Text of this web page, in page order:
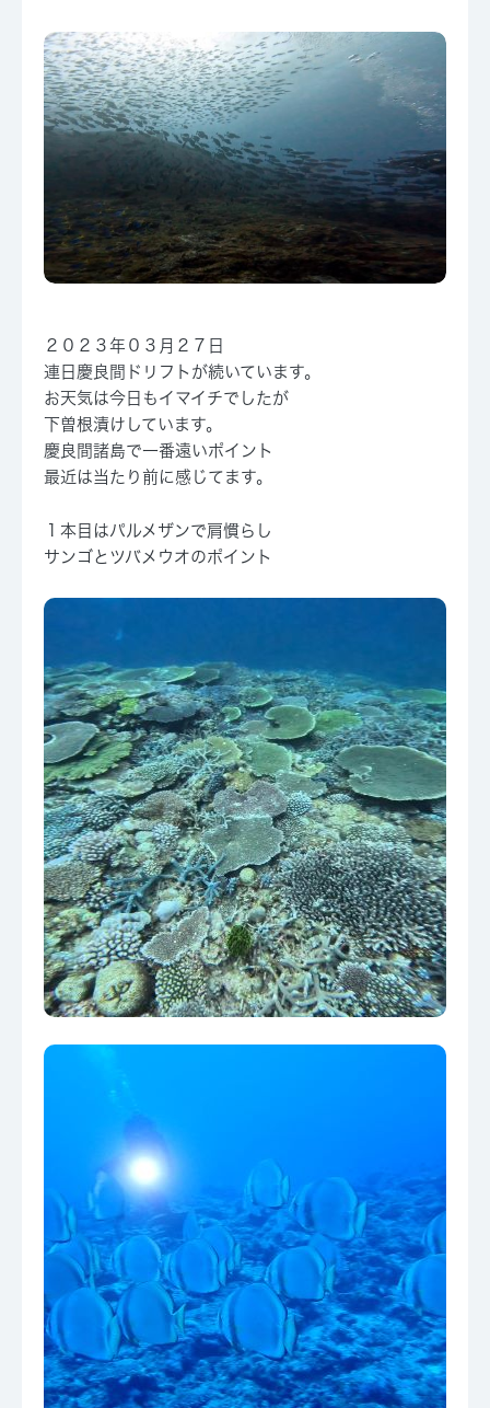
２０２３年０３月２７日
連日慶良間ドリフトが続いています。
お天気は今日もイマイチでしたが
下曽根漬けしています。
慶良間諸島で一番遠いポイント
最近は当たり前に感じてます。
１本目はパルメザンで肩慣らし
サンゴとツバメウオのポイント